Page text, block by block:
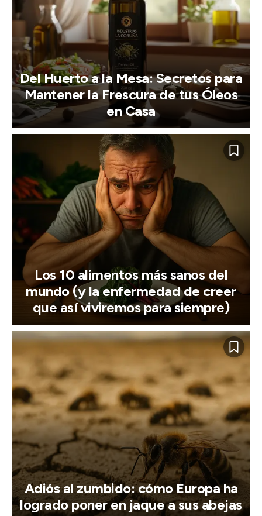
Del Huerto a la Mesa: Secretos para
Mantener la Frescura de tus Óleos
en Casa
Los 10 alimentos más sanos del
mundo (y la enfermedad de creer
que así viviremos para siempre)
Adiós al zumbido: cómo Europa ha
logrado poner en jaque a sus abejas